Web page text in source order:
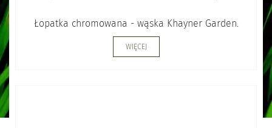
Łopatka chromowana - wąska Khayner Garden.
WIĘCEJ